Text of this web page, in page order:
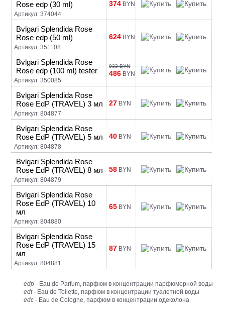
Rose edp (30 ml)
Артикул: 374044
374 BYN
Bvlgari Splendida Rose
Rose edp (50 ml)
Артикул: 351108
624 BYN
Bvlgari Splendida Rose
Rose edp (100 ml) tester
Артикул: 350085
933 BYN
486 BYN
Bvlgari Splendida Rose
Rose EdP (TRAVEL) 3 мл
Артикул: 804877
27 BYN
Bvlgari Splendida Rose
Rose EdP (TRAVEL) 5 мл
Артикул: 804878
40 BYN
Bvlgari Splendida Rose
Rose EdP (TRAVEL) 8 мл
Артикул: 804879
58 BYN
Bvlgari Splendida Rose
Rose EdP (TRAVEL) 10
мл
Артикул: 804880
65 BYN
Bvlgari Splendida Rose
Rose EdP (TRAVEL) 15
мл
Артикул: 804881
87 BYN
edp - Eau de Parfum, парфюм в концентрации парфюмерной воды
edt- Eau de Toilette, парфюм в концентрации туалетной воды
edc - Eau de Cologne, парфюм в концентрации одеколона